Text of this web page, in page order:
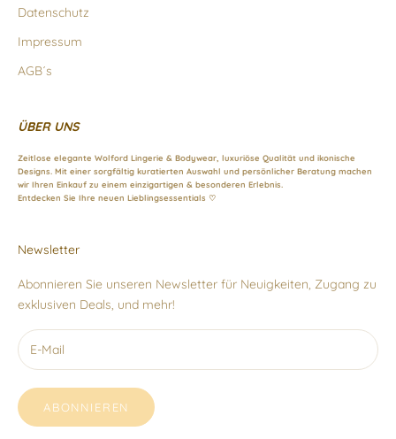
Datenschutz
Impressum
AGB´s
ÜBER UNS
Zeitlose elegante Wolford Lingerie & Bodywear, luxuriöse Qualität und ikonische
Designs. Mit einer sorgfältig kuratierten Auswahl und persönlicher Beratung machen
wir Ihren Einkauf zu einem einzigartigen & besonderen Erlebnis.
Entdecken Sie Ihre neuen Lieblingsessentials ♡
Newsletter
Abonnieren Sie unseren Newsletter für Neuigkeiten, Zugang zu
exklusiven Deals, und mehr!
ABONNIEREN